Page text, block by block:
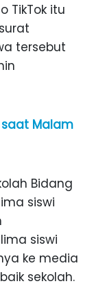
TikTok itu
tersebut
saat Malam
Bidang
siswi
siswi
ke media
sekolah.